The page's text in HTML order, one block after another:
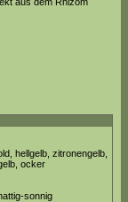
hellgelb, zitronengelb,
ocker
sonnig